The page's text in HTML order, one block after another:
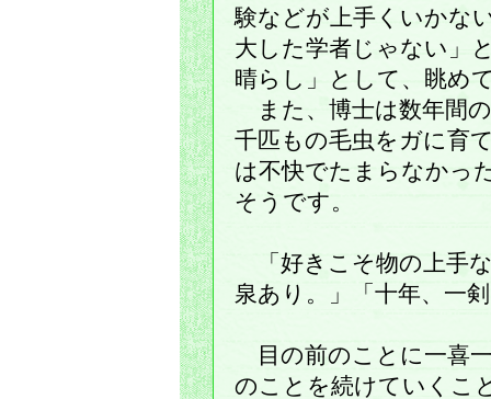
験などが上手くいかな
大した学者じゃない」
晴らし」として、眺め
また、博士は数年間
千匹もの毛虫をガに育
は不快でたまらなかっ
そうです。
「好きこそ物の上手
泉あり。」「十年、一
目の前のことに一喜
のことを続けていくこ